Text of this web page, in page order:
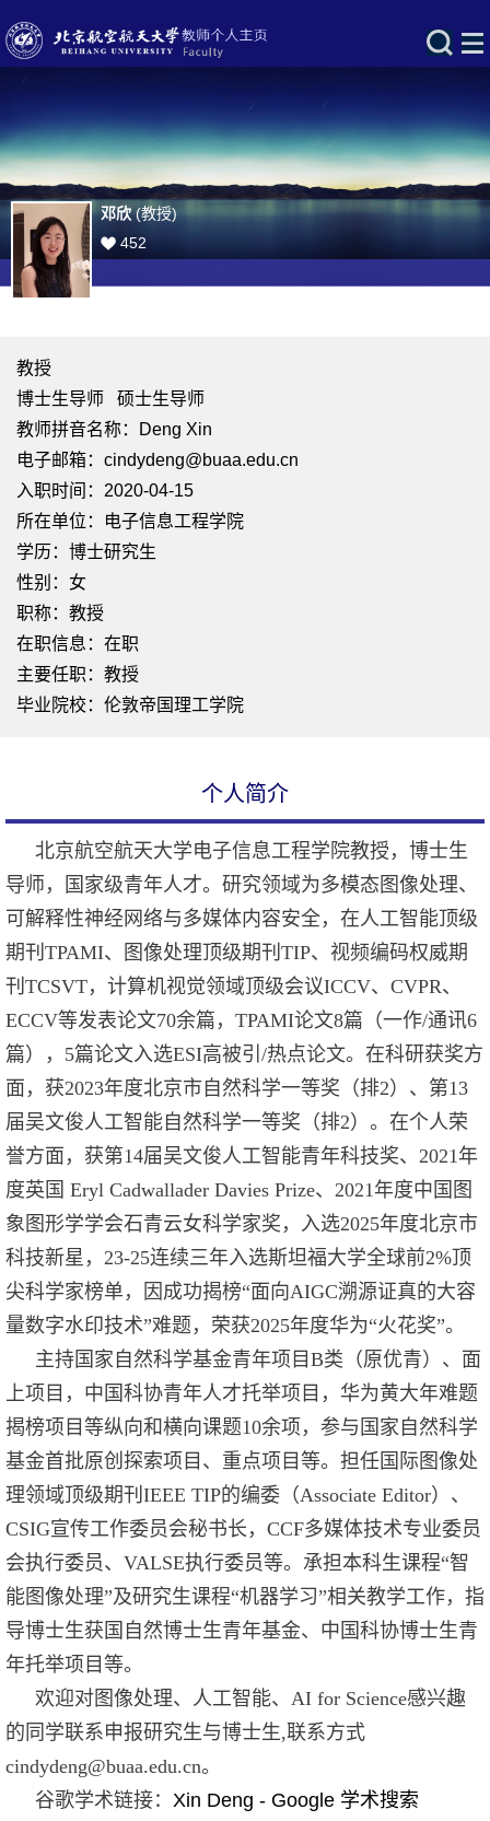
邓欣(教授)
452
教授
博士生导师 硕士生导师
教师拼音名称：Deng Xin
电子邮箱： cindydeng@buaa.edu.cn
入职时间：2020-04-15
所在单位：电子信息工程学院
学历：博士研究生
性别：女
职称：教授
在职信息：在职
主要任职：教授
毕业院校：伦敦帝国理工学院
个人简介
北京航空航天大学电子信息工程学院教授，博士生
导师，国家级青年人才。研究领域为多模态图像处理、
可解释性神经网络与多媒体内容安全，在人工智能顶级
期刊TPAMI、图像处理顶级期刊TIP、视频编码权威期
刊TCSVT，计算机视觉领域顶级会议ICCV、CVPR、
ECCV等发表论文70余篇，TPAMI论文8篇（一作/通讯6
篇），5篇论文入选ESI高被引/热点论文。在科研获奖方
面，获2023年度北京市自然科学一等奖（排2）、第13
届吴文俊人工智能自然科学一等奖（排2）。在个人荣
誉方面，获第14届吴文俊人工智能青年科技奖、2021年
度英国 Eryl Cadwallader Davies Prize、2021年度中国图
象图形学学会石青云女科学家奖， 入选2025年度北京市
科技新星，23-25连续三年入选斯坦福大学全球前2%顶
尖科学家榜单，因成功揭榜“面向AIGC溯源证真的大容
量数字水印技术”难题，荣获2025年度华为“火花奖”。
主持国家自然科学基金青年项目B类（原优青）、面
上项目，中国科协青年人才托举项目，华为黄大年难题
揭榜项目等纵向和横向课题10余项，参与国家自然科学
基金首批原创探索项目、重点项目等。担任国际图像处
理领域顶级期刊IEEE TIP的编委（Associate Editor）、
CSIG宣传工作委员会秘书长，CCF多媒体技术专业委员
会执行委员、VALSE执行委员等。 承担本科生课程“智
能图像处理”及研究生课程“机器学习”相关教学工作，指
导博士生获国自然博士生青年基金、中国科协博士生青
年托举项目等。
欢迎对图像处理、人工智能、AI for Science感兴趣
的同学联系申报研究生与博士生,联系方式
cindydeng@buaa.edu.cn。
谷歌学术链接： ‪Xin Deng‬ - ‪Google 学术搜索‬